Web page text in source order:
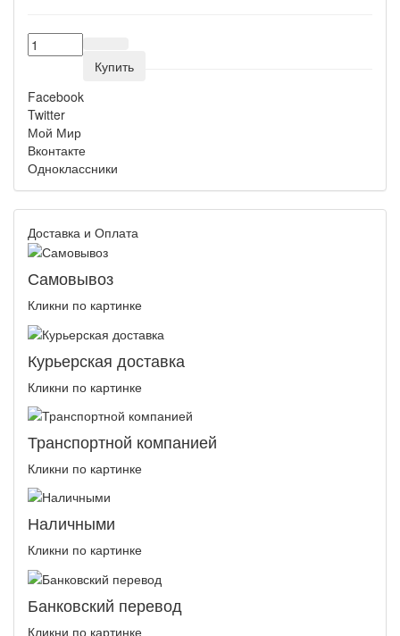
Купить
Facebook
Twitter
Мой Мир
Вконтакте
Одноклассники
Доставка и Оплата
Самовывоз
Кликни по картинке
Курьерская доставка
Кликни по картинке
Транспортной компанией
Кликни по картинке
Наличными
Кликни по картинке
Банковский перевод
Кликни по картинке